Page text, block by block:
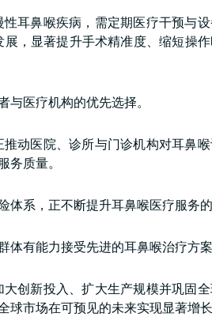
耳鼻喉疾病，需定期医疗干预与
，显著提升手术精准度、缩短操
医疗机构的优先选择。
动医院、诊所与门诊机构对耳鼻
质量。
系，正不断提升耳鼻喉医疗服务的
有能力接受先进的耳鼻喉治疗方案
创新投入、扩大生产规模并巩固全
市场在可预见的未来实现显著增长